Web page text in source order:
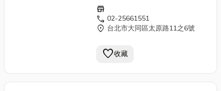
買建議您先來電洽詢避免向隅。
④商品售價均含稅且本公司依法
開立統一發票，故退換貨請攜帶
當次交易之發票以便於作業。
裂並更換。一經售出後，恕不接
受退換貨。 ③本商品非定型成
①影像會因拍攝設備影響，跟商
品實體外觀與色澤有差異，敬請
見諒。 ②商品會因原物料、廠
商製造品質管控等影響，外觀與
1種顏色(粉色) 規格與售價： ▶
３格 尺寸：外徑寬24x高8x
側8 cm 每格寬7.4x高
個280元 商品說明： ①聚苯乙
脆，無色透明。易被強酸、強
store
call 02-25661551
location_on 台北市大同區太原路11之6號
favorite收藏